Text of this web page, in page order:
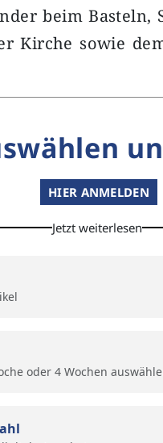
beim Basteln,
Kirche sowie
HIER ANMELDEN
Jetzt weiterlesen
oder 4 Wochen